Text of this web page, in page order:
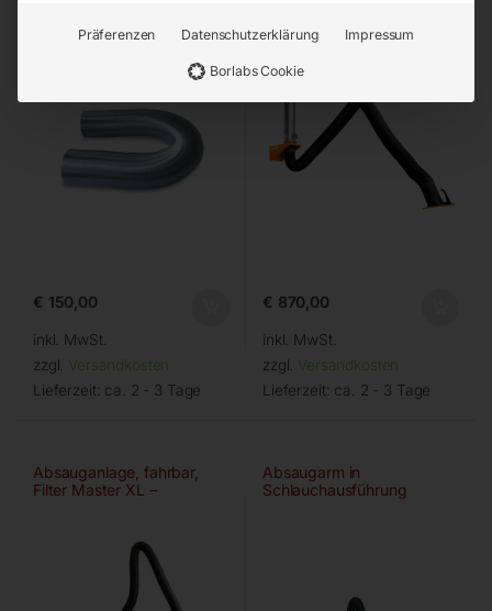
€ 150,00
inkl. MwSt.
zzgl. Versandkosten
Lieferzeit: ca. 2 - 3 Tage
€ 870,00
inkl. MwSt.
zzgl. Versandkosten
Lieferzeit: ca. 2 - 3 Tage
Absauganlage, fahrbar,
Filter Master XL –
Absaugarm in
Schlauchausführung
Präferenzen Datenschutzerklärung Impressum
Borlabs Cookie